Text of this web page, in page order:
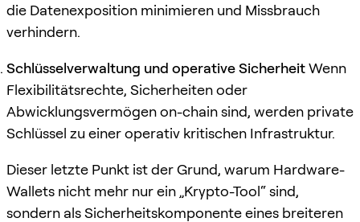
die Datenexposition minimieren und Missbrauch
verhindern.
Schlüsselverwaltung und operative SicherheitWenn
Flexibilitätsrechte, Sicherheiten oder
Abwicklungsvermögen on-chain sind, werden private
Schlüssel zu einer operativ kritischen Infrastruktur.
Dieser letzte Punkt ist der Grund, warum Hardware-
Wallets nicht mehr nur ein „Krypto-Tool“ sind,
sondern als Sicherheitskomponente eines breiteren